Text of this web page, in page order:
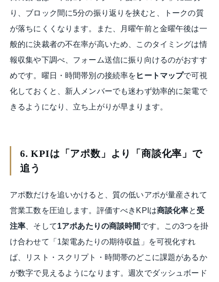
り、ブロック間に5分の振り返りを挟むと、トークの質
が落ちにくくなります。また、月曜午前と金曜午後は一
般的に決裁者の不在率が高いため、このタイミングは情
報収集や下調べ、フォーム送信に振り向けるのがおすす
めです。曜日・時間帯別の接続率を ヒートマップで可視
化しておくと、新人メンバーでも迷わず効率的に架電で
きるようになり、立ち上がりが早まります。
6. KPIは「アポ数」より「商談化率」で
追う
アポ数だけを追いかけると、質の低いアポが量産されて
営業工数を圧迫します。評価すべきKPIは商談化率と 受
注率 、そして1アポあたりの商談時間 です。この3つを掛
け合わせて「1架電あたりの期待収益」を可視化すれ
ば、リスト・スクリプト・時間帯のどこに課題があるか
が数字で見えるようになります。週次でダッシュボード